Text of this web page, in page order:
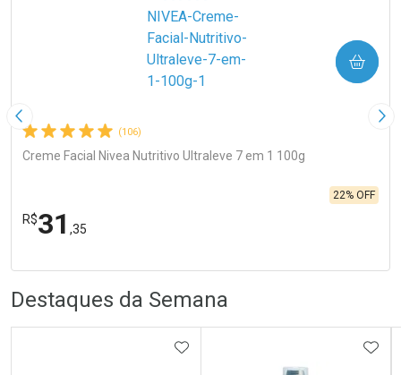
Imagem Anterior
(106)
Creme Facial Nivea Nutritivo Ultraleve 7 em 1 100g
R$31 ,35
22% OFF
COMPRAR
Laboratório
Por Menos
Destaques da Semana
ADICIONAR AOS FAVORITOS